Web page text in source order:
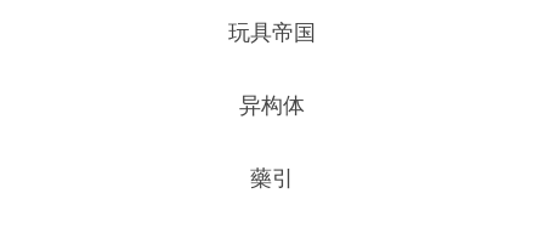
玩具帝国
异构体
藥引